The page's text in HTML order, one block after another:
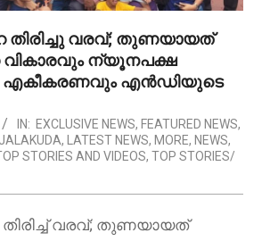
തിരിച്ചു വരവ്; തുണയായത്
വികാരവും ന്യൂനപക്ഷ
എകീകരണവും എൻഡിയുടെ
IN: EXCLUSIVE NEWS, FEATURED NEWS,
, LATEST NEWS, MORE, NEWS,
STORIES AND VIDEOS, TOP STORIES/
തിരിച്ച് വരവ്; തുണയായത്